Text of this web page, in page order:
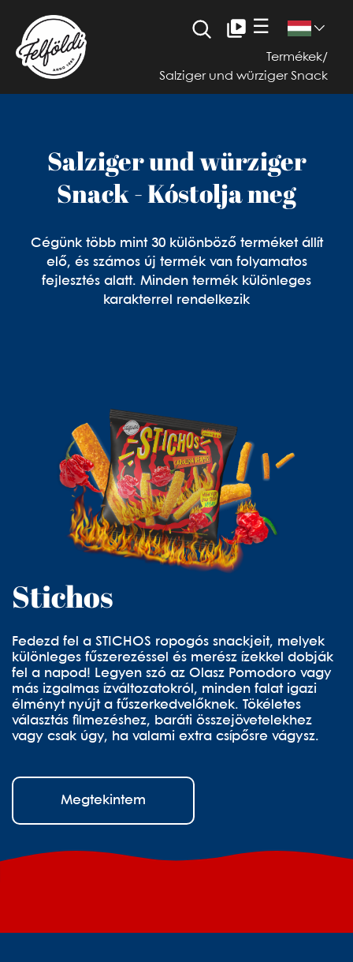
☰
Termékek/
Salziger und würziger Snack
Salziger und würziger
Snack - Kóstolja meg
Cégünk több mint 30 különböző terméket állít
elő, és számos új termék van folyamatos
fejlesztés alatt. Minden termék különleges
karakterrel rendelkezik
Stichos
Fedezd fel a STICHOS ropogós snackjeit, melyek
különleges fűszerezéssel és merész ízekkel dobják
fel a napod! Legyen szó az Olasz Pomodoro vagy
más izgalmas ízváltozatokról, minden falat igazi
élményt nyújt a fűszerkedvelőknek. Tökéletes
választás filmezéshez, baráti összejövetelekhez
vagy csak úgy, ha valami extra csípősre vágysz.
Megtekintem